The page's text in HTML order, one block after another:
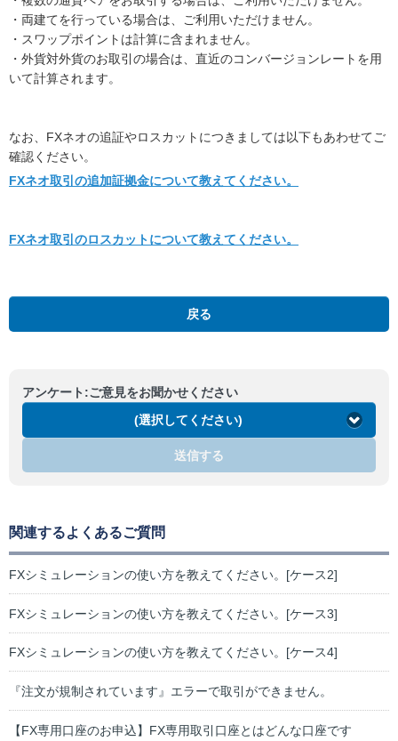
・両建てを行っている場合は、ご利用いただけません。
・スワップポイントは計算に含まれません。
・外貨対外貨のお取引の場合は、直近のコンバージョンレートを用
いて計算されます。
なお、FXネオの追証やロスカットにつきましては以下もあわせてご
確認ください。
FXネオ取引の追加証拠金について教えてください。
FXネオ取引のロスカットについて教えてください。
戻る
アンケート:ご意見をお聞かせください
(選択してください)
送信する
関連するよくあるご質問
FXシミュレーションの使い方を教えてください。[ケース2]
FXシミュレーションの使い方を教えてください。[ケース3]
FXシミュレーションの使い方を教えてください。[ケース4]
『注文が規制されています』エラーで取引ができません。
【FX専用口座のお申込】FX専用取引口座とはどんな口座です